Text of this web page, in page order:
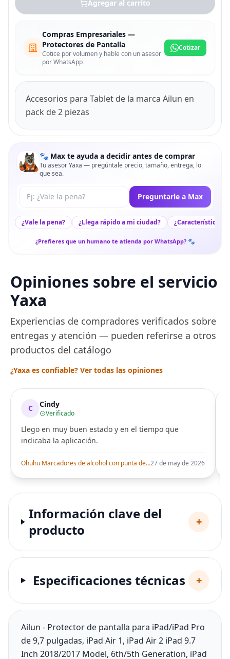
Agregar al carrito
Compras Empresariales —
Protectores de Pantalla
Cotice por volumen y hable con un asesor
por WhatsApp
Cotizar
Accesorios para Tablet de la marca Ailun en
pack de 2 piezas
🐾 Max te ayuda a decidir antes de comprar
Tu asesor Yaxa — pregúntale precio, tamaño, entrega, lo
que sea.
Tu pregunta a Max Preguntarle a Max
¿Vale la pena? ¿Llega rápido a mi ciudad? ¿Características
¿Prefieres que un humano te atienda por WhatsApp? 🐾
Opiniones sobre el servicio
Yaxa
Experiencias de compradores verificados sobre
entregas y atención — pueden referirse a otros
productos del catálogo
¿Yaxa es confiable? Ver todas las opiniones
C Cindy
Verificado
Llego en muy buen estado y en el tiempo que
indicaba la aplicación.
Ohuhu Marcadores de alcohol con punta de pincel – Juego de marcadores artísticos de doble punta con certificación AP para artistas adultos27 de may de 2026
Información clave del
producto
+
Especificaciones técnicas +
Ailun - Protector de pantalla para iPad/iPad Pro
de 9,7 pulgadas, iPad Air 1, iPad Air 2 iPad 9.7
Inch 2018/2017 Model, 6th/5th Generation, iPad